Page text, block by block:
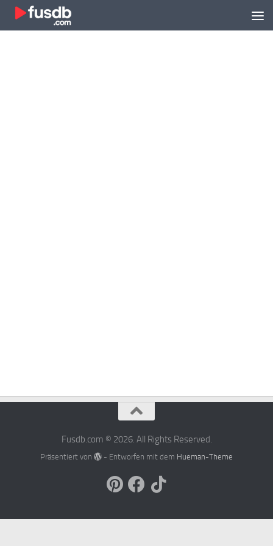
Zum Inhalt springen
Fusdb.com © 2026. All Rights Reserved.
Präsentiert von - Entworfen mit dem Hueman-Theme